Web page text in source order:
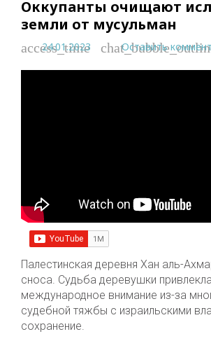
Оккупанты очищают
земли от мусульман
access_time
24.01.2023 Оставить
Палестинская деревня Хан аль-
сноса. Судьба деревушки привлекла
международное внимание из-за
судебной тяжбы с израильскими
сохранение.